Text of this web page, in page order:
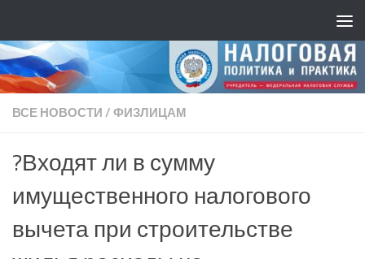
ВСЕ НОВОСТИ/ФИЗЛИЦАМ
?Входят ли в сумму
имущественного налогового
вычета при строительстве